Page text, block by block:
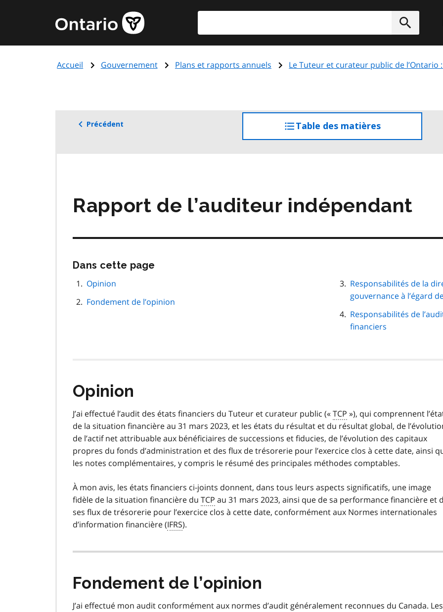
principal
Page
d'accueil
de
Accueil Gouvernement Plans et rapports annuels Le Tuteur et curateur public de l’Ontario
Précédent Table des matièresaccéder
à
Rapport de l’auditeur indépendant
Dans cette page
page
Opinion
Fondement de l’opinion
Responsabilités de la
gouvernance à l’égard
Responsabilités de
financiers
Opinion
J’ai effectué l’audit des états financiers du Tuteur et curateur public (« TCP »), qui comprennent
de la situation financière au 31 mars 2023, et les états du résultat et du résultat global, de
de l’actif net attribuable aux bénéficiaires de successions et fiducies, de l’évolution des capitaux
propres du fonds d’administration et des flux de trésorerie pour l’exercice clos à cette date, ainsi
les notes complémentaires, y compris le résumé des principales méthodes comptables.
À mon avis, les états financiers ci-joints donnent, dans tous leurs aspects significatifs, une image
fidèle de la situation financière du TCP au 31 mars 2023, ainsi que de sa performance financière et
ses flux de trésorerie pour l’exercice clos à cette date, conformément aux Normes internationales
d’information financière (IFRS).
Fondement de l’opinion
J’ai effectué mon audit conformément aux normes d’audit généralement reconnues du Canada. Les